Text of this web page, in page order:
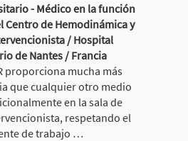
- Médico en la función
Centro de Hemodinámica y
/ Hospital
de Nantes / Francia
proporciona mucha más
que cualquier otro medio
en la sala de
respetando el
de trabajo …